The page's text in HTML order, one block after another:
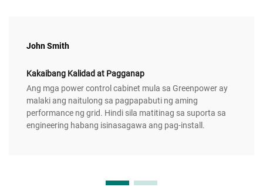
John Smith
Kakaibang Kalidad at Pagganap
Ang mga power control cabinet mula sa Greenpower ay
malaki ang naitulong sa pagpapabuti ng aming
performance ng grid. Hindi sila matitinag sa suporta sa
engineering habang isinasagawa ang pag-install.